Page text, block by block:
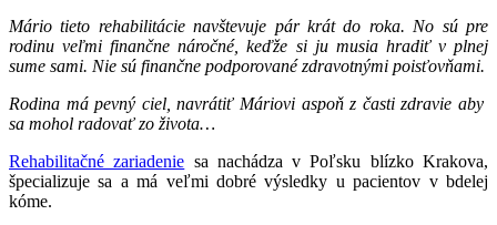
Mário tieto rehabilitácie navštevuje pár krát do roka. No sú pre
rodinu veľmi finančne náročné, keďže si ju musia hradiť v plnej
sume sami. Nie sú finančne podporované zdravotnými poisťovňami.
Rodina má pevný ciel, navrátiť Máriovi aspoň z časti zdravie aby
sa mohol radovať zo života…
Rehabilitačné zariadenie sa nachádza v Poľsku blízko Krakova,
špecializuje sa a má veľmi dobré výsledky u pacientov v bdelej
kóme.